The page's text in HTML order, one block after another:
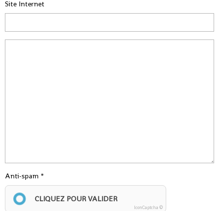
Site Internet
Anti-spam
CLIQUEZ POUR VALIDER
IconCaptcha ©